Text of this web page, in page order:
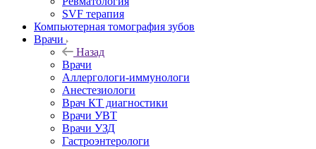
SVF терапия
Компьютерная томография зубов
Врачи
Назад
Врачи
Аллергологи-иммунологи
Анестезиологи
Врач КТ диагностики
Врачи УВТ
Врачи УЗД
Гастроэнтерологи